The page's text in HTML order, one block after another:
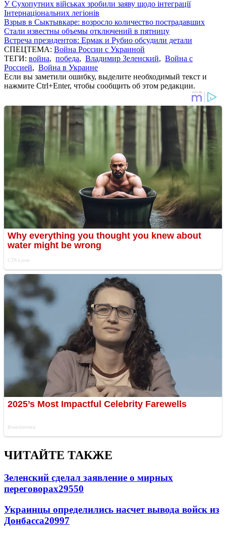
У Сухопутних військах зробили заяву щодо інтеграції
Інтернаціональних легіонів
Взрыв в Сыктывкаре: возросло количество пострадавших
Стали известны объемы отключений в пятницу
Встреча президентов: Ермак и Рубио обсудили детали
СПЕЦТЕМА: Война России с Украиной
ТЕГИ: война, победа, Владимир Зеленский, Война с
Россией, Война в Украине
Если вы заметили ошибку, выделите необходимый текст и
нажмите Ctrl+Enter, чтобы сообщить об этом редакции.
ЧИТАЙТЕ ТАКЖЕ
Зеленский сделал заявление о мирных
переговорах29550
Украинцы определились насчет вывода войск из
Донбасса20997